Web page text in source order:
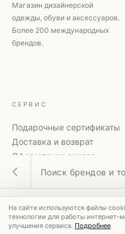
Магазин дизайнерской
одежды, обуви и аксессуаров.
Более 200 международных
брендов.
СЕРВИС
Подарочные сертификаты
Доставка и возврат
Оформление заказа
Способы оплаты
Контакты
На сайте используются файлы
технологии для работы интернет-
улучшения сервиса. Подробнее
MM6 Maison Margiela